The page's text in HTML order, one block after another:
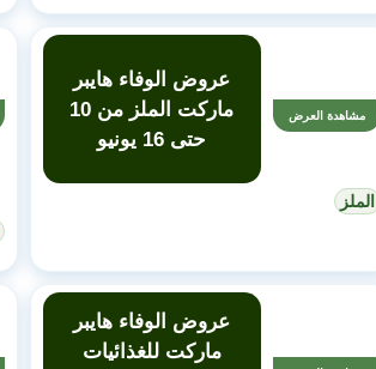
مشاهدة العرض
عروض الوفاء هايبر
ماركت الملز من 10
حتى 16 يونيو
الملز
عروض الوفاء هايبر
ماركت للغذائيات